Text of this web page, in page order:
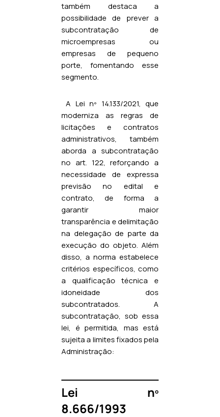
também destaca a
possibilidade de prever a
subcontratação de
microempresas ou
empresas de pequeno
porte, fomentando esse
segmento.
A Lei nº 14.133/2021, que
moderniza as regras de
licitações e contratos
administrativos, também
aborda a subcontratação
no art. 122, reforçando a
necessidade de expressa
previsão no edital e
contrato, de forma a
garantir maior
transparência e delimitação
na delegação de parte da
execução do objeto. Além
disso, a norma estabelece
critérios específicos, como
a qualificação técnica e
idoneidade dos
subcontratados. A
subcontratação, sob essa
lei, é permitida, mas está
sujeita a limites fixados pela
Administração:
Lei nº
8.666/1993